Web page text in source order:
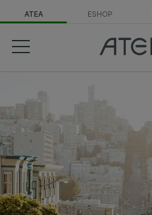
ATEA ESHOP